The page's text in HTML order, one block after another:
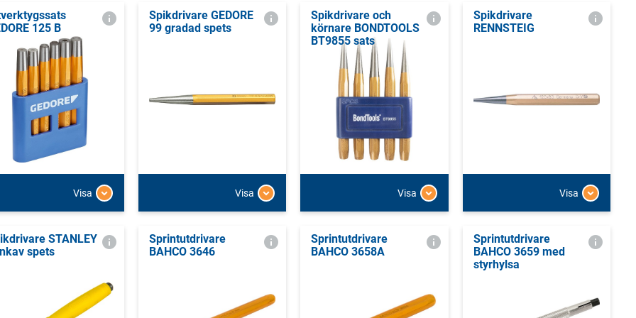
125 B
Visa
Spikdrivare GEDORE
99 gradad spets
Visa
Spikdrivare och
körnare BONDTOOLS
BT9855 sats
Visa
Spikdrivare
RENNSTEIG
Visa
STANLEY
spets
Sprintutdrivare
BAHCO 3646
Sprintutdrivare
BAHCO 3658A
Sprintutdrivare
BAHCO 3659 med
styrhylsa